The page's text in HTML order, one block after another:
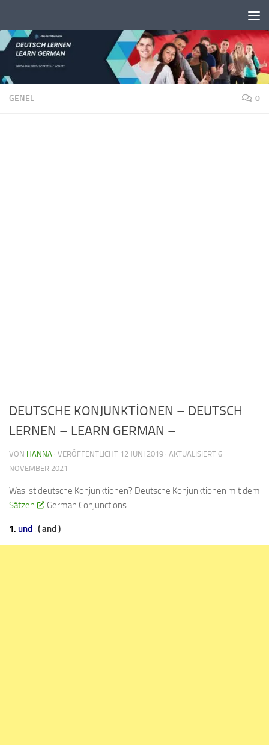
GENEL 0
DEUTSCHE KONJUNKTİONEN – DEUTSCH
LERNEN – LEARN GERMAN –
VON HANNA · VERÖFFENTLICHT 12 JUNI 2019 · AKTUALISIERT 6
NOVEMBER 2021
Was ist deutsche Konjunktionen? Deutsche Konjunktionen mit dem
Sätzen
. German Conjunctions.
1. und : ( and )